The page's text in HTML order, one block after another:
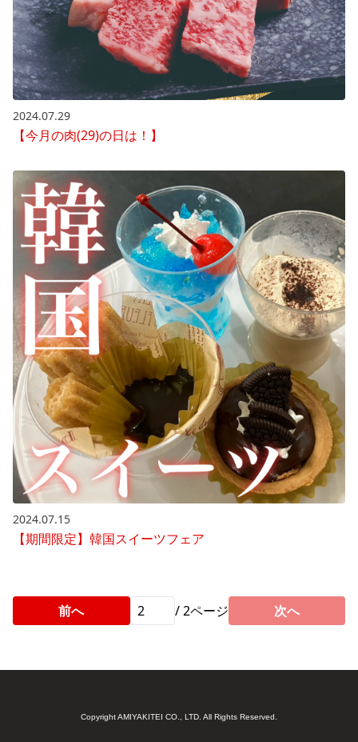
2024.07.29
【今月の肉(29)の日は！】
2024.07.15
【期間限定】韓国スイーツフェア
前へ /2ページ 次へ
Copyright AMIYAKITEI CO., LTD. All Rights Reserved.